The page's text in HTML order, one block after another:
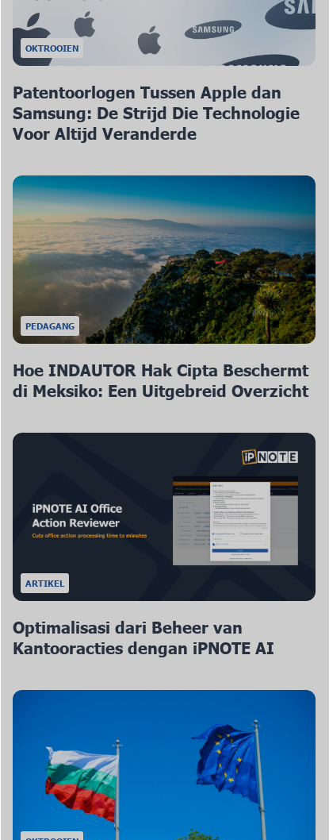
OKTROOIEN
Patentoorlogen Tussen Apple dan
Samsung: De Strijd Die Technologie
Voor Altijd Veranderde
PEDAGANG
Hoe INDAUTOR Hak Cipta Beschermt
di Meksiko: Een Uitgebreid Overzicht
ARTIKEL
Optimalisasi dari Beheer van
Kantooracties dengan iPNOTE AI